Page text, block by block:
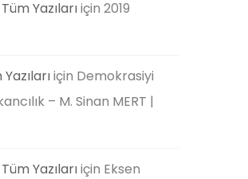
Yazılarıiçin 2019
için Demokrasiyi
– M. Sinan MERT |
Yazılarıiçin Eksen